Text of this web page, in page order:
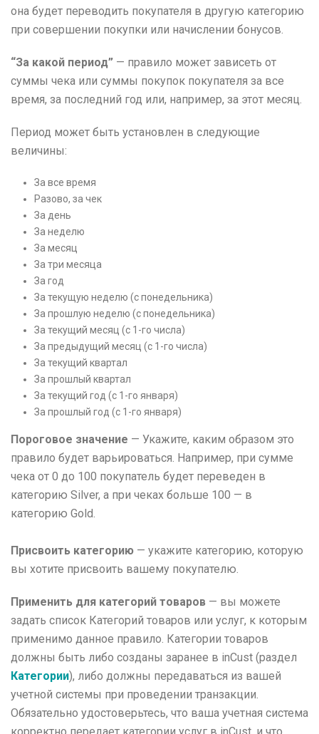
она будет переводить покупателя в другую категорию
при совершении покупки или начислении бонусов.
“За какой период” — правило может зависеть от
суммы чека или суммы покупок покупателя за все
время, за последний год или, например, за этот месяц.
Период может быть установлен в следующие
величины:
За все время
Разово, за чек
За день
За неделю
За месяц
За три месяца
За год
За текущую неделю (с понедельника)
За прошлую неделю (с понедельника)
За текущий месяц (с 1-го числа)
За предыдущий месяц (с 1-го числа)
За текущий квартал
За прошлый квартал
За текущий год (с 1-го января)
За прошлый год (с 1-го января)
Пороговое значение — Укажите, каким образом это
правило будет варьироваться. Например, при сумме
чека от 0 до 100 покупатель будет переведен в
категорию Silver, а при чеках больше 100 — в
категорию Gold.
Присвоить категорию — укажите категорию, которую
вы хотите присвоить вашему покупателю.
Применить для категорий товаров — вы можете
задать список Категорий товаров или услуг, к которым
применимо данное правило. Категории товаров
должны быть либо созданы заранее в inCust (раздел
Категории), либо должны передаваться из вашей
учетной системы при проведении транзакции.
Обязательно удостоверьтесь, что ваша учетная система
корректно передает категории услуг в inCust, и что